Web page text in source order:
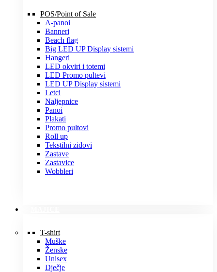
POS/Point of Sale
A-panoi
Banneri
Beach flag
Big LED UP Display sistemi
Hangeri
LED okviri i totemi
LED Promo pultevi
LED UP Display sistemi
Letci
Naljepnice
Panoi
Plakati
Promo pultovi
Roll up
Tekstilni zidovi
Zastave
Zastavice
Wobbleri
T-shirt
Muške
Ženske
Unisex
Dječje